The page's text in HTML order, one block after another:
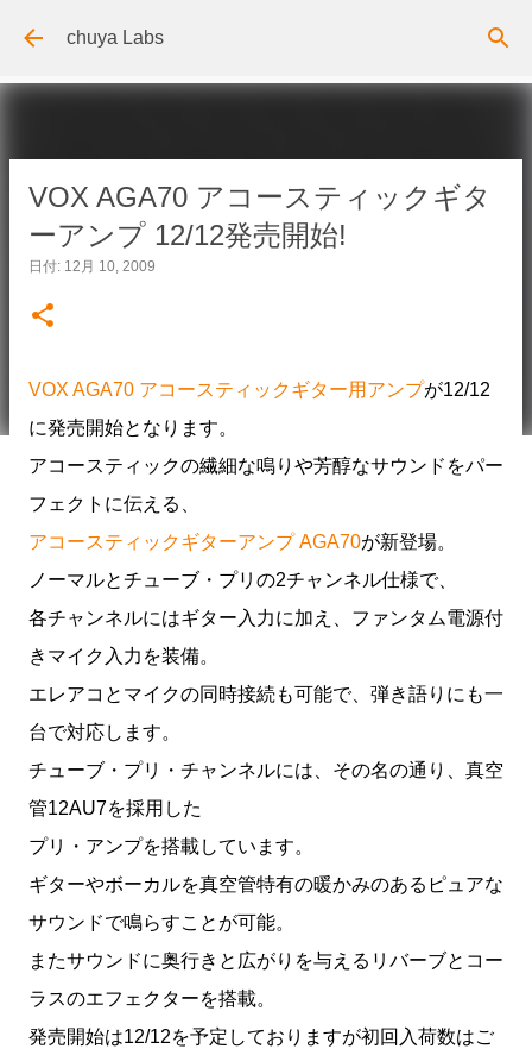
スキップしてメイン コンテンツに移動
chuya Labs
VOX AGA70 アコースティックギタ
ーアンプ 12/12発売開始!
日付: 12月 10, 2009
VOX AGA70 アコースティックギター用アンプが12/12
に発売開始となります。
アコースティックの繊細な鳴りや芳醇なサウンドをパー
フェクトに伝える、
アコースティックギターアンプ AGA70が新登場。
ノーマルとチューブ・プリの2チャンネル仕様で、
各チャンネルにはギター入力に加え、ファンタム電源付
きマイク入力を装備。
エレアコとマイクの同時接続も可能で、弾き語りにも一
台で対応します。
チューブ・プリ・チャンネルには、その名の通り、真空
管12AU7を採用した
プリ・アンプを搭載しています。
ギターやボーカルを真空管特有の暖かみのあるピュアな
サウンドで鳴らすことが可能。
またサウンドに奥行きと広がりを与えるリバーブとコー
ラスのエフェクターを搭載。
発売開始は12/12を予定しておりますが初回入荷数はご